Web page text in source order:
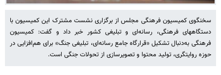
سخنگوی کمیسیون فرهنگی مجلس از برگزاری نشست مشترک این کمیسیون با
دستگاههای فرهنگی، رسانه‌ای و تبلیغی کشور خبر داد و گفت: کمیسیون
فرهنگی به‌دنبال تشکیل «قرارگاه جامع رسانه‌ای، تبلیغی جنگ» برای هم‌افزایی در
حوزه روایتگری، تولید محتوا و تصویرسازی از تحولات جنگی است.